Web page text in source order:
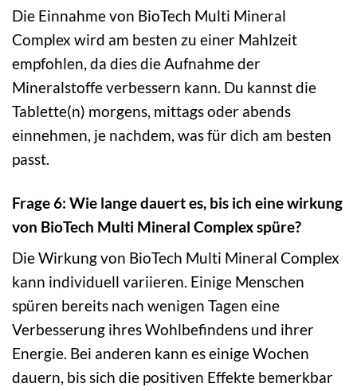
Die Einnahme von BioTech Multi Mineral
Complex wird am besten zu einer Mahlzeit
empfohlen, da dies die Aufnahme der
Mineralstoffe verbessern kann. Du kannst die
Tablette(n) morgens, mittags oder abends
einnehmen, je nachdem, was für dich am besten
passt.
Frage 6: Wie lange dauert es, bis ich eine wirkung
von BioTech Multi Mineral Complex spüre?
Die Wirkung von BioTech Multi Mineral Complex
kann individuell variieren. Einige Menschen
spüren bereits nach wenigen Tagen eine
Verbesserung ihres Wohlbefindens und ihrer
Energie. Bei anderen kann es einige Wochen
dauern, bis sich die positiven Effekte bemerkbar